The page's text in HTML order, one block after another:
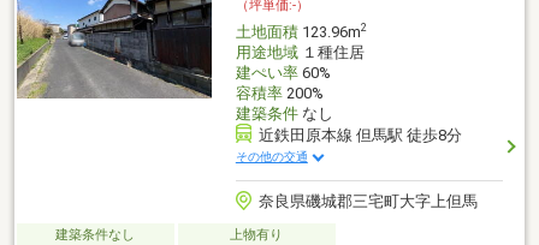
（坪単価:-）
土地面積123.96m2
用途地域１種住居
建ぺい率60%
容積率200%
建築条件なし
近鉄田原本線 但馬駅 徒歩8分
その他の交通
奈良県磯城郡三宅町大字上但馬
建築条件なし 上物有り